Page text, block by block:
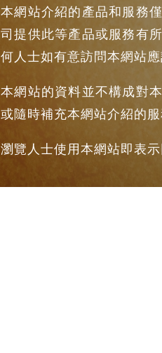
本網站介紹的產品和服務
司提供此等產品或服務有
何人士如有意訪問本網站
本網站的資料並不構成對
或隨時補充本網站介紹的
瀏覽人士使用本網站即表